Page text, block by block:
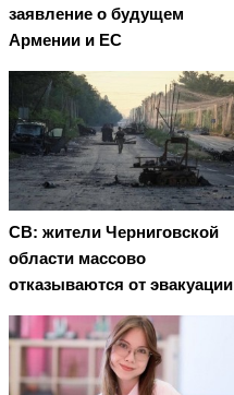
заявление о будущем
Армении и ЕС
СВ: жители Черниговской
области массово
отказываются от эвакуации